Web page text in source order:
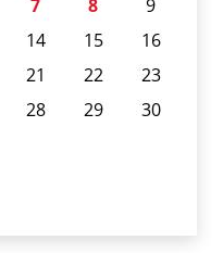
7 8
9
14 15
16
21 22
23
28 29
30